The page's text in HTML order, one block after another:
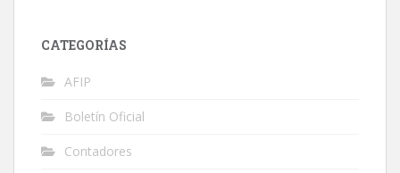
CATEGORÍAS
AFIP
Boletín Oficial
Contadores